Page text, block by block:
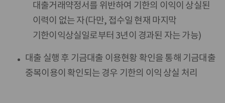
대출거래약정서를 위반하여 기한의 이익이 상실된
이력이 없는 자(다만, 접수일 현재 마지막
기한이익상실일로부터 3년이 경과된 자는 가능)
대출 실행 후 기금대출 이용현황 확인을 통해 기금대출
중복이용이 확인되는 경우 기한의 이익 상실 처리